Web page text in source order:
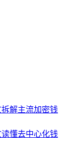
解主流加密钱
懂去中心化钱